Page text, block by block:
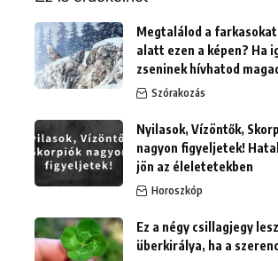
Megtalálod a
alatt ezen a képen? Ha
zseninek hívhatod
Szórakozás
Nyilasok, Vízöntők,
nagyon figyeljetek!
jön az éleletetekben
Horoszkóp
Ez a négy csillagjegy
überkirálya, ha a